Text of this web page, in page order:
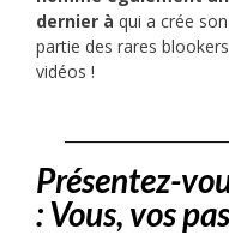
dernier à qui a crée
partie des rares
vidéos !
Présentez-
: Vous, vos